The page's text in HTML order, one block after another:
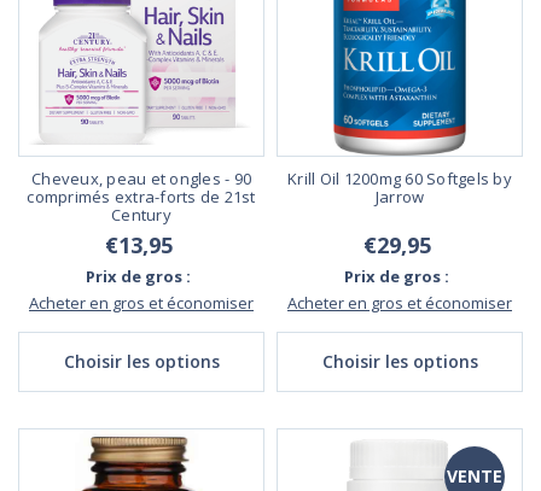
Cheveux, peau et ongles - 90
comprimés extra-forts de 21st
Century
€13,95
Prix de gros :
Acheter en gros et économiser
Choisir les options
Krill Oil 1200mg 60 Softgels by
Jarrow
€29,95
Prix de gros :
Acheter en gros et économiser
Choisir les options
VENTE